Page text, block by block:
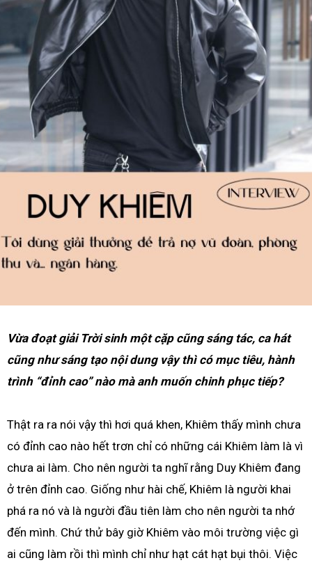
Vừa đoạt giải Trời sinh một cặp cũng sáng tác, ca hát
cũng như sáng tạo nội dung vậy thì có mục tiêu, hành
trình “đỉnh cao” nào mà anh muốn chinh phục tiếp?
Thật ra ra nói vậy thì hơi quá khen, Khiêm thấy mình chưa
có đỉnh cao nào hết trơn chỉ có những cái Khiêm làm là vì
chưa ai làm. Cho nên người ta nghĩ rằng Duy Khiêm đang
ở trên đỉnh cao. Giống như hài chế, Khiêm là người khai
phá ra nó và là người đầu tiên làm cho nên người ta nhớ
đến mình. Chứ thử bây giờ Khiêm vào môi trường việc gì
ai cũng làm rồi thì mình chỉ như hạt cát hạt bụi thôi. Việc